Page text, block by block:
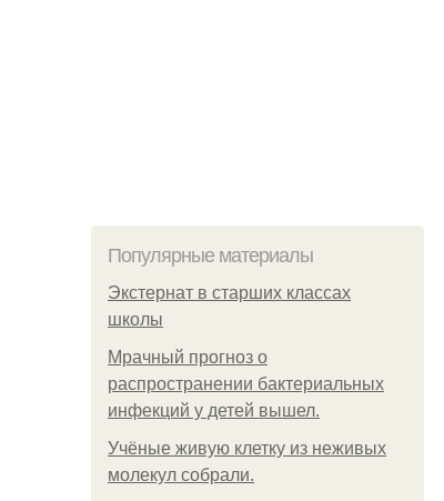
Популярные материалы
Экстернат в старших классах
школы
Мрачный прогноз о
распространении бактериальных
инфекций у детей вышел.
Учёные живую клетку из неживых
молекул собрали.